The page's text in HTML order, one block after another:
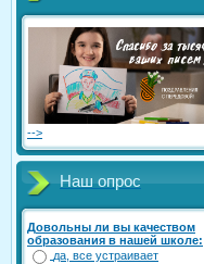
-->
Наш опрос
Довольны ли вы качеством
образования в нашей школе:
да, все устраивает